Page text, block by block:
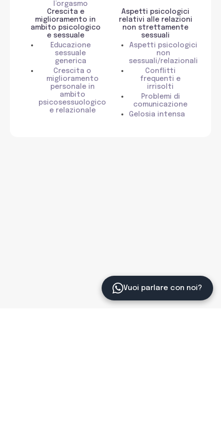
Vuoi parlare con noi?
l’orgasmo
Crescita e
miglioramento in
ambito psicologico
e sessuale
Educazione
sessuale
generica
Crescita o
miglioramento
personale in
ambito
psicosessuologico
e relazionale
Aspetti psicologici
relativi alle relazioni
non strettamente
sessuali
Aspetti psicologici
non
sessuali/relazionali
Conflitti
frequenti e
irrisolti
Problemi di
comunicazione
Gelosia intensa